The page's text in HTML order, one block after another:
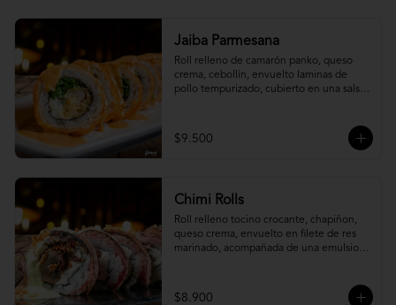
Jaiba Parmesana
Roll relleno de camarón panko, queso
crema, cebollín, envuelto laminas de
pollo tempurizado, cubierto en una salsa
$9.500
Chimi Rolls
Roll relleno tocino crocante, chapiñon,
queso crema, envuelto en filete de res
marinado, acompañada de una emulsion
$8.900